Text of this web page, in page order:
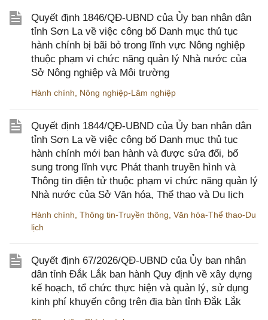
Quyết định 1846/QĐ-UBND của Ủy ban nhân dân
tỉnh Sơn La về việc công bố Danh mục thủ tục
hành chính bị bãi bỏ trong lĩnh vực Nông nghiệp
thuộc phạm vi chức năng quản lý Nhà nước của
Sở Nông nghiệp và Môi trường
Hành chính Nông nghiệp-Lâm nghiệp
Quyết định 1844/QĐ-UBND của Ủy ban nhân dân
tỉnh Sơn La về việc công bố Danh mục thủ tục
hành chính mới ban hành và được sửa đổi, bổ
sung trong lĩnh vực Phát thanh truyền hình và
Thông tin điện tử thuộc phạm vi chức năng quản lý
Nhà nước của Sở Văn hóa, Thể thao và Du lịch
Hành chính Thông tin-Truyền thông Văn hóa-Thể thao-Du
lịch
Quyết định 67/2026/QĐ-UBND của Ủy ban nhân
dân tỉnh Đắk Lắk ban hành Quy định về xây dựng
kế hoạch, tổ chức thực hiện và quản lý, sử dụng
kinh phí khuyến công trên địa bàn tỉnh Đắk Lắk